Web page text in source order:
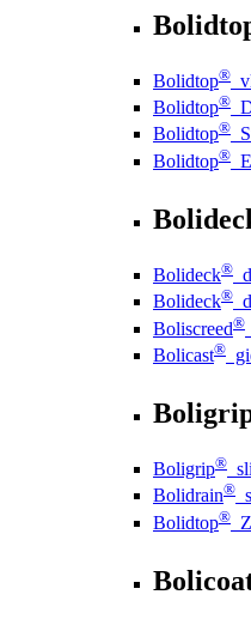
Bolidtop®
Bolidtop®
Bolidtop®
Bolidtop®
Bolideck®
Bolideck®
Boliscreed®
Bolicast®
Boligrip®
Bolidrain®
Bolidtop®